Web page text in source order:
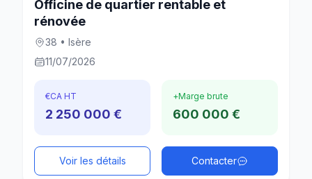
Officine de quartier rentable et
rénovée
38 • Isère
11/07/2026
€CA HT
2 250 000 €
+Marge brute
600 000 €
Voir les détails Contacter